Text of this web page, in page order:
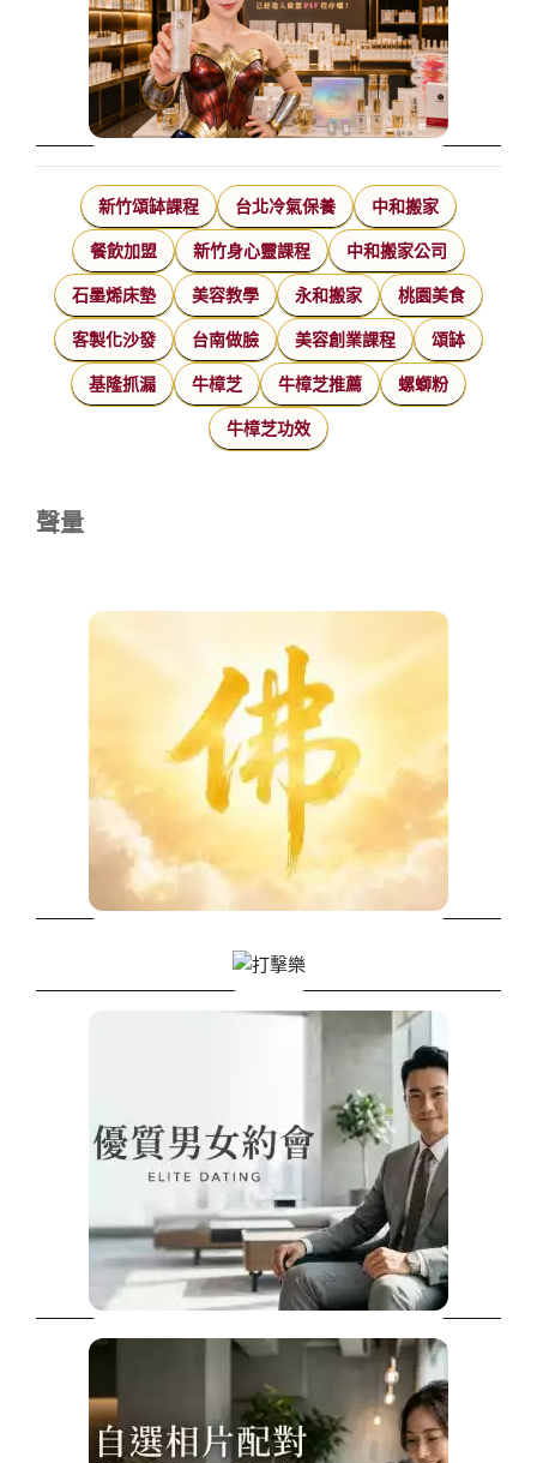
新竹頌缽課程 台北冷氣保養 中和搬家
餐飲加盟 新竹身心靈課程 中和搬家公司
石墨烯床墊 美容教學 永和搬家 桃園美食
客製化沙發 台南做臉 美容創業課程 頌缽
基隆抓漏 牛樟芝 牛樟芝推薦 螺螄粉
牛樟芝功效
聲量